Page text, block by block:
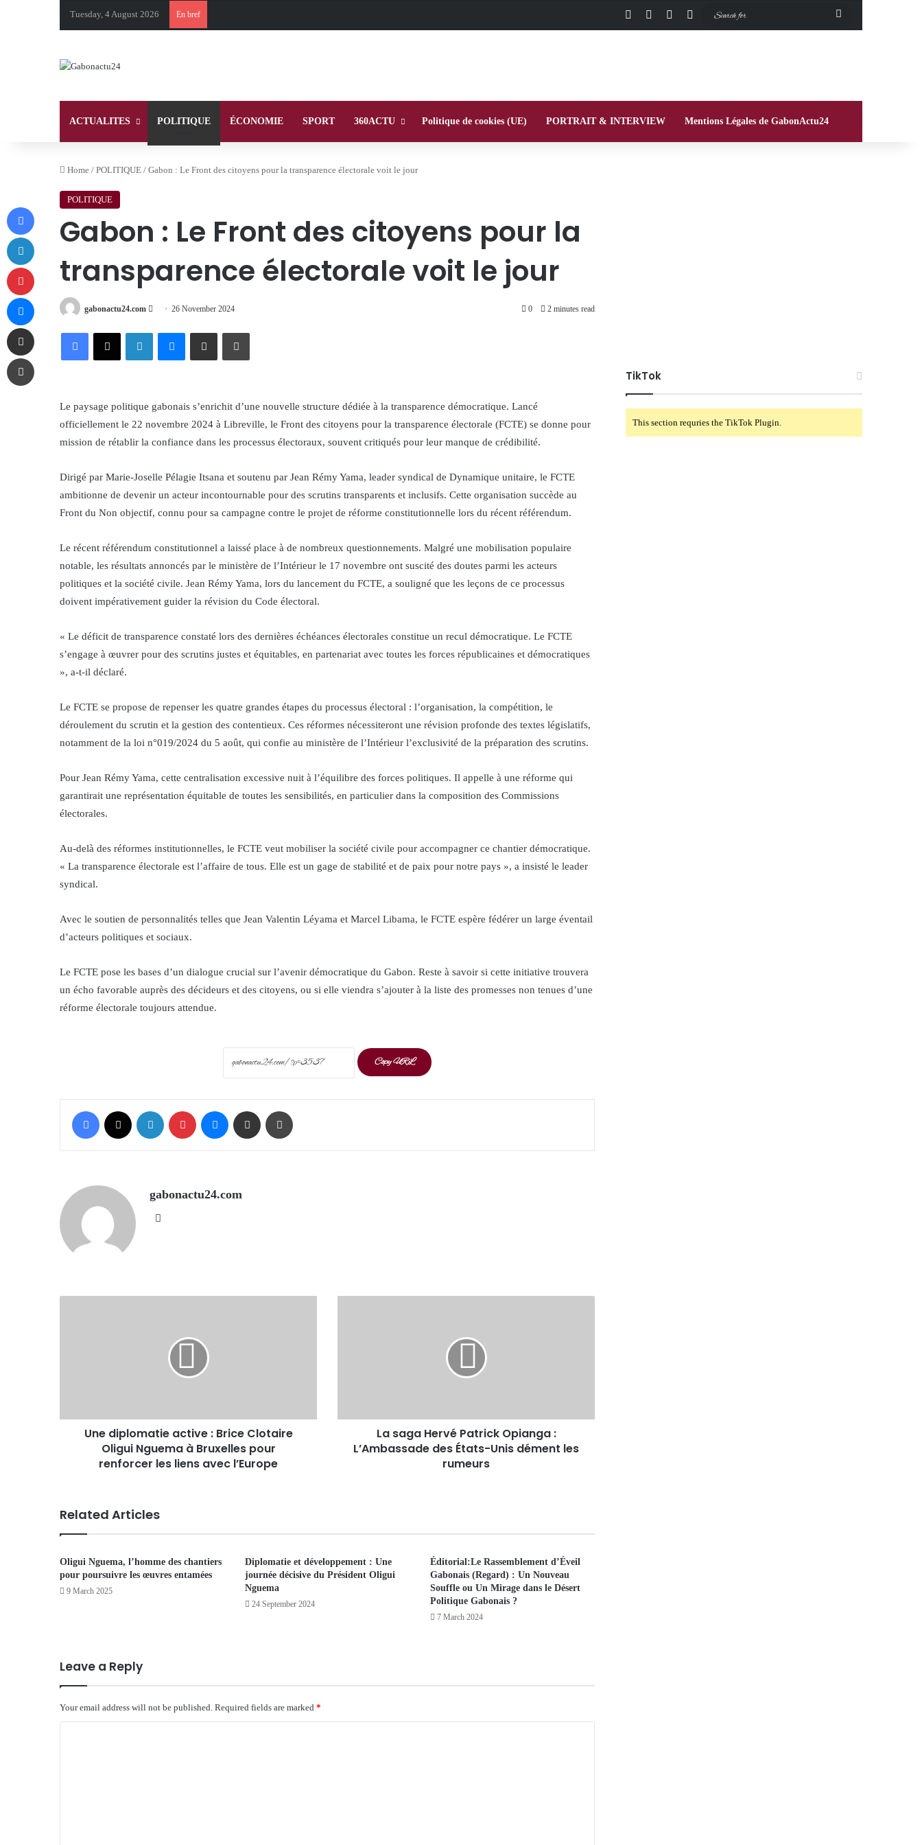
Tuesday, 4 August 2026 En bref Facebook InstagramSwitch skin
ACTUALITES POLITIQUE ÉCONOMIE SPORT 360ACTU Politique de cookies (UE) PORTRAIT & INTERVIEW Mentions Légales de GabonActu24
Home / POLITIQUE / Gabon : Le Front des citoyens pour la transparence électorale voit le jour
POLITIQUE
Gabon : Le Front des citoyens pour la
transparence électorale voit le jour
gabonactu24.com
Send 26 November 2024 0 2 minutes read
FacebookX LinkedInMessengerShare via Email Print
Le paysage politique gabonais s’enrichit d’une nouvelle structure dédiée à la transparence démocratique. Lancé
officiellement le 22 novembre 2024 à Libreville, le Front des citoyens pour la transparence électorale (FCTE) se donne pour
mission de rétablir la confiance dans les processus électoraux, souvent critiqués pour leur manque de crédibilité.
Dirigé par Marie-Joselle Pélagie Itsana et soutenu par Jean Rémy Yama, leader syndical de Dynamique unitaire, le FCTE
ambitionne de devenir un acteur incontournable pour des scrutins transparents et inclusifs. Cette organisation succède au
Front du Non objectif, connu pour sa campagne contre le projet de réforme constitutionnelle lors du récent référendum.
Le récent référendum constitutionnel a laissé place à de nombreux questionnements. Malgré une mobilisation populaire
notable, les résultats annoncés par le ministère de l’Intérieur le 17 novembre ont suscité des doutes parmi les acteurs
politiques et la société civile. Jean Rémy Yama, lors du lancement du FCTE, a souligné que les leçons de ce processus
doivent impérativement guider la révision du Code électoral.
« Le déficit de transparence constaté lors des dernières échéances électorales constitue un recul démocratique. Le FCTE
s’engage à œuvrer pour des scrutins justes et équitables, en partenariat avec toutes les forces républicaines et démocratiques
», a-t-il déclaré.
Le FCTE se propose de repenser les quatre grandes étapes du processus électoral : l’organisation, la compétition, le
déroulement du scrutin et la gestion des contentieux. Ces réformes nécessiteront une révision profonde des textes législatifs,
notamment de la loi n°019/2024 du 5 août, qui confie au ministère de l’Intérieur l’exclusivité de la préparation des scrutins.
Pour Jean Rémy Yama, cette centralisation excessive nuit à l’équilibre des forces politiques. Il appelle à une réforme qui
garantirait une représentation équitable de toutes les sensibilités, en particulier dans la composition des Commissions
électorales.
Au-delà des réformes institutionnelles, le FCTE veut mobiliser la société civile pour accompagner ce chantier démocratique.
« La transparence électorale est l’affaire de tous. Elle est un gage de stabilité et de paix pour notre pays », a insisté le leader
syndical.
Avec le soutien de personnalités telles que Jean Valentin Léyama et Marcel Libama, le FCTE espère fédérer un large éventail
d’acteurs politiques et sociaux.
Le FCTE pose les bases d’un dialogue crucial sur l’avenir démocratique du Gabon. Reste à savoir si cette initiative trouvera
un écho favorable auprès des décideurs et des citoyens, ou si elle viendra s’ajouter à la liste des promesses non tenues d’une
réforme électorale toujours attendue.
Copy URL
Facebook LinkedIn Pinterest Messenger Share via Email
gabonactu24.com
Une diplomatie active : Brice Clotaire
Oligui Nguema à Bruxelles pour
renforcer les liens avec l’Europe
La saga Hervé Patrick Opianga :
L’Ambassade des États-Unis dément les
rumeurs
Related Articles
Oligui Nguema, l’homme des chantiers
pour poursuivre les œuvres entamées
9 March 2025
Diplomatie et développement : Une
journée décisive du Président Oligui
Nguema
24 September 2024
Éditorial:Le Rassemblement d’Éveil
Gabonais (Regard) : Un Nouveau
Souffle ou Un Mirage dans le Désert
Politique Gabonais ?
7 March 2024
Leave a Reply
Your email address will not be published. Required fields are marked *
TikTok
This section requries the TikTok Plugin.
Facebook
LinkedIn
Pinterest
Messenger